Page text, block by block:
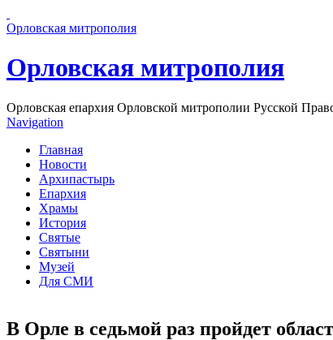
Орловская митрополия
Орловская митрополия
Орловская епархия Орловской митрополии Русской
Navigation
Главная
Новости
Архипастырь
Епархия
Храмы
История
Святые
Святыни
Музей
Для СМИ
В Орле в седьмой раз пройдет